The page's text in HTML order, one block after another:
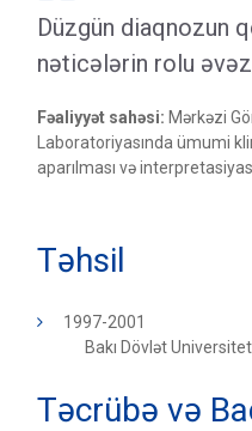
Düzgün diaqnozun
nəticələrin rolu
Fəaliyyət sahəsi: Mərkəzi
Laboratoriyasında ümumi
aparılması və
Təhsil
1997-2001
Bakı Dövlət
Təcrübə və